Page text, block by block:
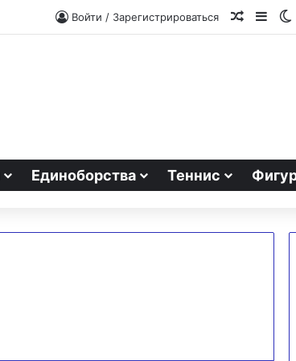
Войти / Зарегистрироваться
Единоборства Теннис